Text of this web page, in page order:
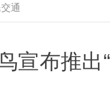
通
宣布推出